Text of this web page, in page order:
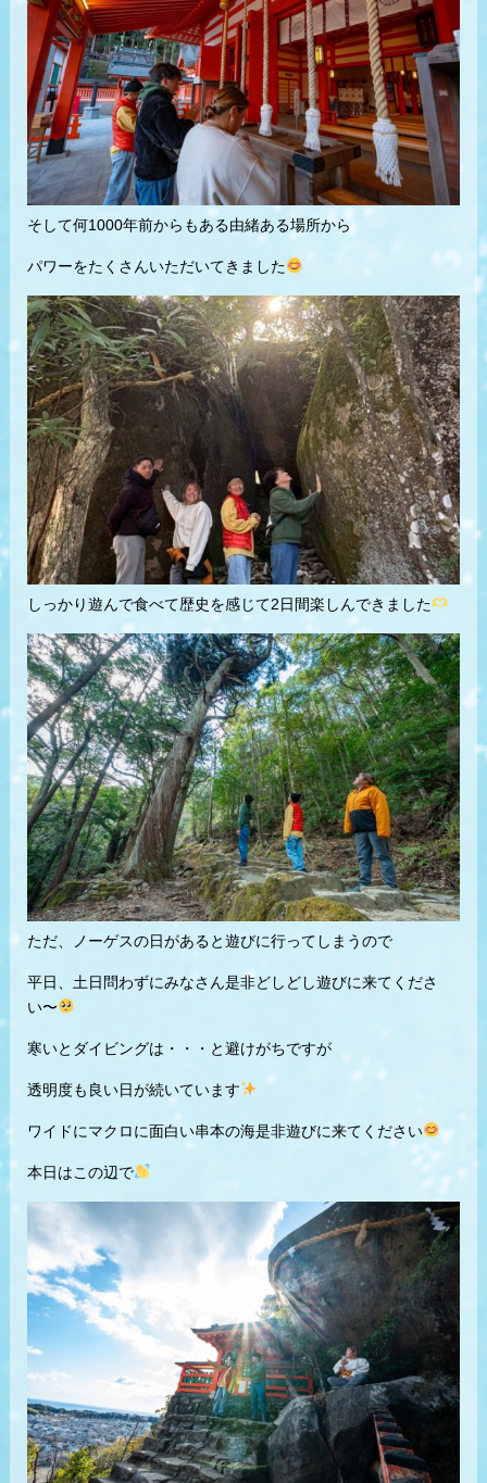
そして何1000年前からもある由緒ある場所から
パワーをたくさんいただいてきました
しっかり遊んで食べて歴史を感じて2日間楽しんできました
ただ、ノーゲスの日があると遊びに行ってしまうので
平日、土日問わずにみなさん是非どしどし遊びに来てくださ
い〜
寒いとダイビングは・・・と避けがちですが
透明度も良い日が続いています
ワイドにマクロに面白い串本の海是非遊びに来てください
本日はこの辺で